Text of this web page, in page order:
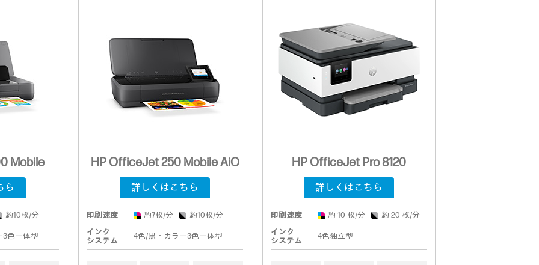
Mobile
ら
約10枚/分
3色一体型
HP OfficeJet 250 Mobile AiO
詳しくはこちら
印刷速度 約7枚/分
約10枚/分
インク
システム
4色/黒・カラー3色一体型
HP OfficeJet Pro 8120
詳しくはこちら
印刷速度 約 10 枚/分
約 20 枚/分
インク
システム
4色独立型